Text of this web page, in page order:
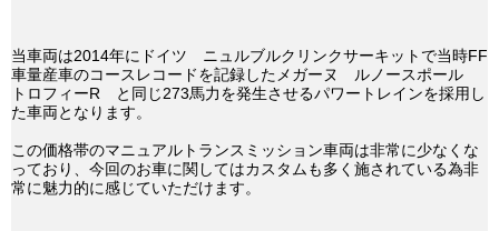
当車両は2014年にドイツ ニュルブルクリンクサーキットで当時FF
車量産車のコースレコードを記録したメガーヌ ルノースポール
トロフィーR と同じ273馬力を発生させるパワートレインを採用し
た車両となります。
この価格帯のマニュアルトランスミッション車両は非常に少なくな
っており、今回のお車に関してはカスタムも多く施されている為非
常に魅力的に感じていただけます。